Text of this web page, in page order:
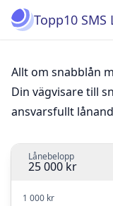
Topp10 SMS
Allt om snabblån
Din vägvisare till
ansvarsfullt
Lånebelopp
25 000 kr
1 000 kr